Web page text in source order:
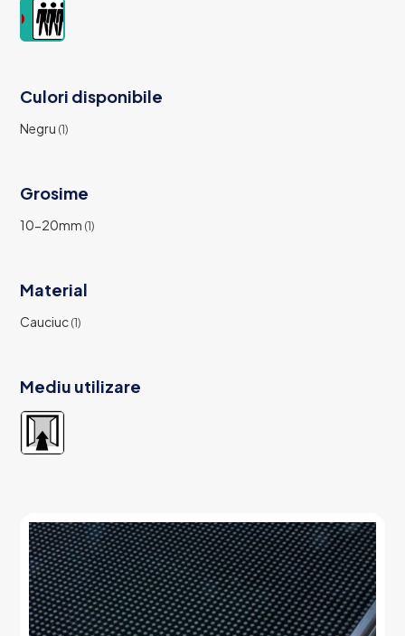
Culori disponibile
Negru (1)
Grosime
10-20mm (1)
Material
Cauciuc(1)
Mediu utilizare